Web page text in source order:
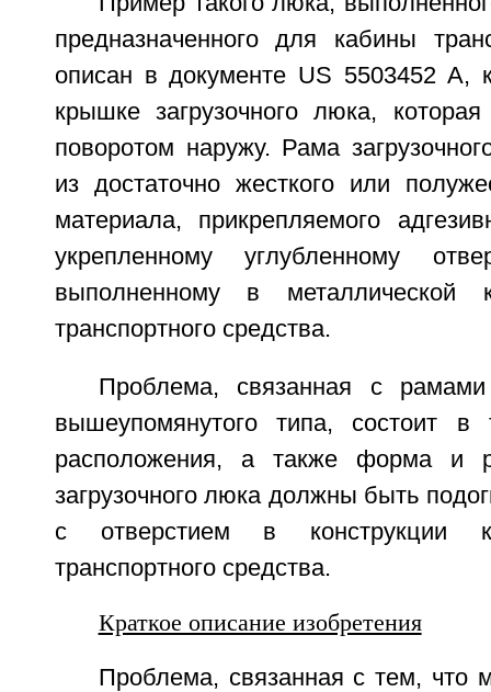
предназначенного для кабины
описан в документе US 5503452 A,
крышке загрузочного люка,
поворотом наружу. Рама
из достаточно жесткого или
материала, прикрепляемого
укрепленному углубленному
выполненному в металлической
транспортного средства.
Проблема, связанная с рамами
вышеупомянутого типа, состоит
расположения, а также форма и
загрузочного люка должны быть
с отверстием в конструкции
транспортного средства.
Краткое описание изобретения
Проблема, связанная с тем, что